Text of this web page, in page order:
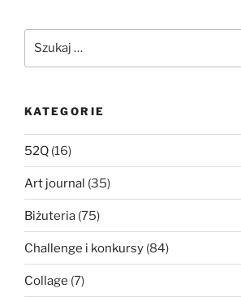
KATEGORIE
52Q (16)
Art journal (35)
Biżuteria (75)
Challenge i konkursy (84)
Collage (7)